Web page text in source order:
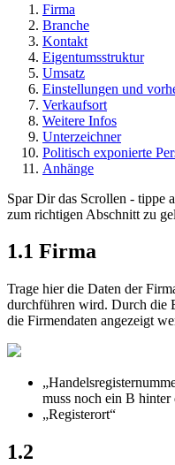
Firma
Branche
Kontakt
Eigentumsstruktur
Umsatz
Einstellungen und
Verkaufsort
Weitere Infos
Unterzeichner
Politisch exponierte
Anhänge
Spar Dir das Scrollen - tippe
zum richtigen Abschnitt zu
1.1 Firma
Trage hier die Daten der
durchführen wird. Durch die
die Firmendaten angezeigt
„
muss noch ein B hinter
„Registerort“
1.2